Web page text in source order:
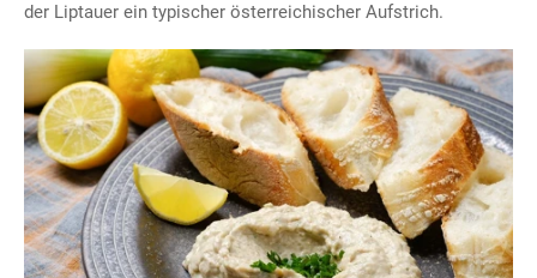
der Liptauer ein typischer österreichischer Aufstrich.